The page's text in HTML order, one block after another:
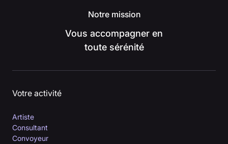
Notre mission
Vous accompagner en
toute sérénité
Votre activité
Artiste
Consultant
Convoyeur